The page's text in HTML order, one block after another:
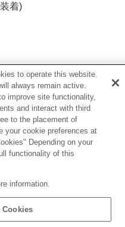
着)
とがあります。付属品の詳
い。
to operate this website.
always remain active.
improve site functionality,
and interact with third
to the placement of
your cookie preferences at
Depending on your
functionality of this
information.
Cookies